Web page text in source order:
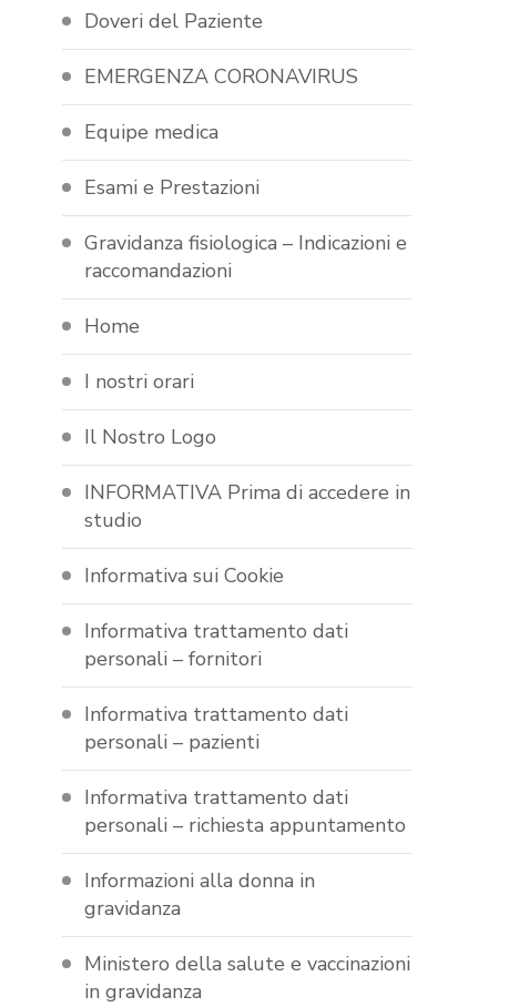
Doveri del Paziente
EMERGENZA CORONAVIRUS
Equipe medica
Esami e Prestazioni
Gravidanza fisiologica – Indicazioni e
raccomandazioni
Home
I nostri orari
Il Nostro Logo
INFORMATIVA Prima di accedere in
studio
Informativa sui Cookie
Informativa trattamento dati
personali – fornitori
Informativa trattamento dati
personali – pazienti
Informativa trattamento dati
personali – richiesta appuntamento
Informazioni alla donna in
gravidanza
Ministero della salute e vaccinazioni
in gravidanza